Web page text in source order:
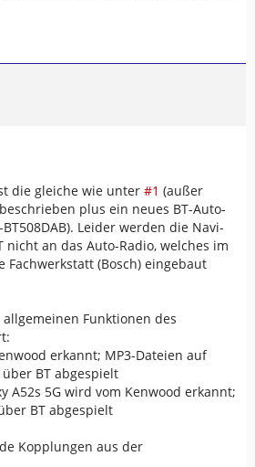
die gleiche wie unter #1 (außer
plus ein neues BT-Auto-
Leider werden die Navi-
nicht an das Auto-Radio, welches im
(Bosch) eingebaut
Funktionen des
erkannt; MP3-Dateien auf
BT abgespielt
A52s 5G wird vom Kenwood erkannt;
BT abgespielt
Kopplungen aus der